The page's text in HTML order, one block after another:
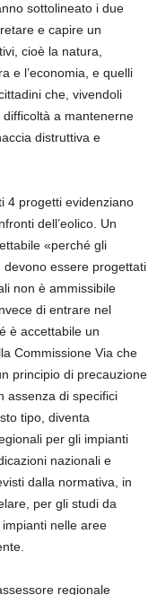
sottolineato i due
e capire un
cioè la natura,
e l’economia, e quelli
che, vivendoli
a mantenerne
distruttiva e
4 progetti evidenziano
dell’eolico. Un
«perché gli
essere progettati
non è ammissibile
di entrare nel
è accettabile un
Commissione Via che
principio di precauzione
assenza di specifici
tipo, diventa
per gli impianti
nazionali e
dalla normativa, in
per gli studi da
nelle aree
regionale